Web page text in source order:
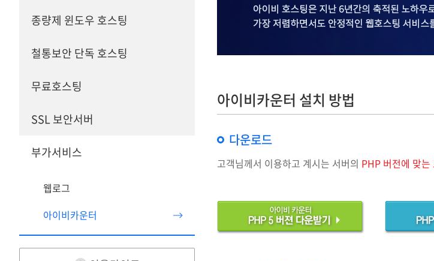
종량제 윈도우 호스팅
철통보안 단독 호스팅
무료호스팅
SSL 보안서버
부가서비스
웹로그
아이비카운터
아이비카운터 설치 방법
다운로드
고객님께서 이용하고 계시는 서버의 PHP 버전에 맞는